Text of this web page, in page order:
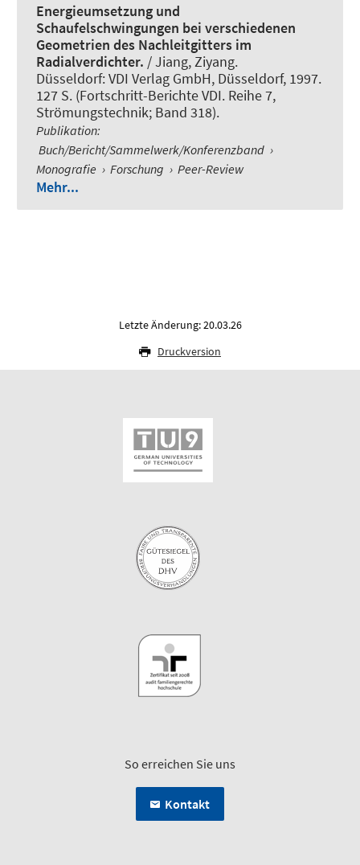
Energieumsetzung und
Schaufelschwingungen bei verschiedenen
Geometrien des Nachleitgitters im
Radialverdichter. / Jiang, Ziyang.
Düsseldorf: VDI Verlag GmbH, Düsseldorf, 1997.
127 S. (Fortschritt-Berichte VDI. Reihe 7,
Strömungstechnik; Band 318).
Publikation:
Buch/Bericht/Sammelwerk/Konferenzband ›
Monografie › Forschung › Peer-Review
Mehr...
Letzte Änderung: 20.03.26
Druckversion
So erreichen Sie uns
Kontakt